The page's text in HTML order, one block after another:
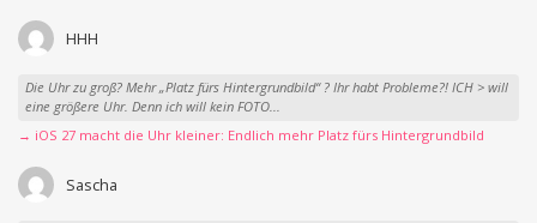
HHH
Die Uhr zu groß? Mehr „Platz fürs Hintergrundbild“ ? Ihr habt Probleme?! ICH > will
eine größere Uhr. Denn ich will kein FOTO...
→ iOS 27 macht die Uhr kleiner: Endlich mehr Platz fürs Hintergrundbild
Sascha